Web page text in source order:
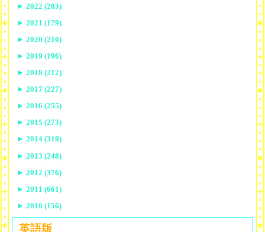
► 2022 (203)
► 2021 (179)
► 2020 (216)
► 2019 (196)
► 2018 (212)
► 2017 (227)
► 2016 (255)
► 2015 (273)
► 2014 (319)
► 2013 (248)
► 2012 (376)
► 2011 (661)
► 2010 (156)
英語版